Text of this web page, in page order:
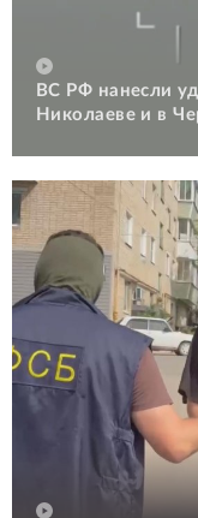
ВС РФ нанесли
Николаеве и в